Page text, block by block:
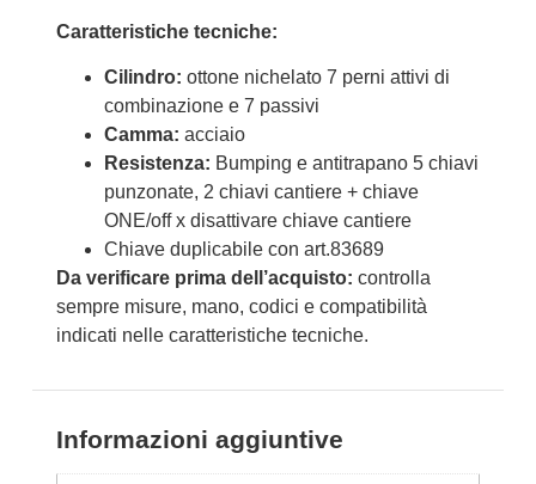
Caratteristiche tecniche:
Cilindro: ottone nichelato 7 perni attivi di
combinazione e 7 passivi
Camma: acciaio
Resistenza: Bumping e antitrapano 5 chiavi
punzonate, 2 chiavi cantiere + chiave
ONE/off x disattivare chiave cantiere
Chiave duplicabile con art.83689
Da verificare prima dell’acquisto: controlla
sempre misure, mano, codici e compatibilità
indicati nelle caratteristiche tecniche.
Informazioni aggiuntive